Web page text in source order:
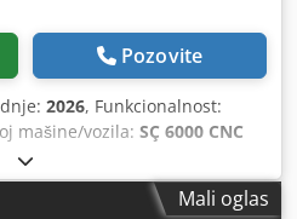
Pozovite
2026, Funkcionalnost:
mašine/vozila: SÇ 6000 CNC
,
Mali oglas